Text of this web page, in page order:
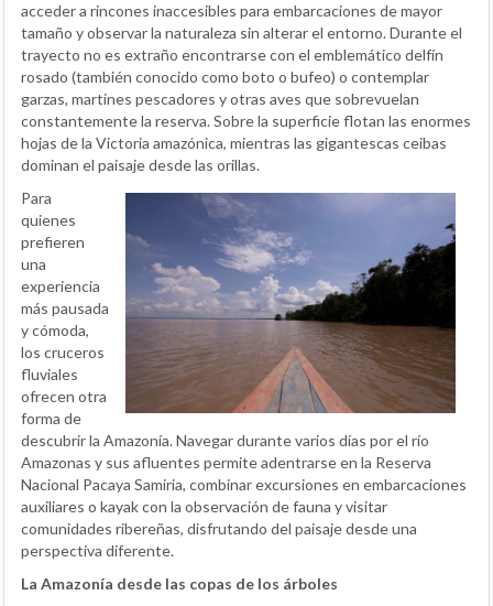
acceder a rincones inaccesibles para embarcaciones de mayor
tamaño y observar la naturaleza sin alterar el entorno. Durante el
trayecto no es extraño encontrarse con el emblemático delfín
rosado (también conocido como boto o bufeo) o contemplar
garzas, martines pescadores y otras aves que sobrevuelan
constantemente la reserva. Sobre la superficie flotan las enormes
hojas de la Victoria amazónica, mientras las gigantescas ceibas
dominan el paisaje desde las orillas.
Para
quienes
prefieren
una
experiencia
más pausada
y cómoda,
los cruceros
fluviales
ofrecen otra
forma de
descubrir la Amazonía. Navegar durante varios días por el río
Amazonas y sus afluentes permite adentrarse en la Reserva
Nacional Pacaya Samiria, combinar excursiones en embarcaciones
auxiliares o kayak con la observación de fauna y visitar
comunidades ribereñas, disfrutando del paisaje desde una
perspectiva diferente.
La Amazonía desde las copas de los árboles